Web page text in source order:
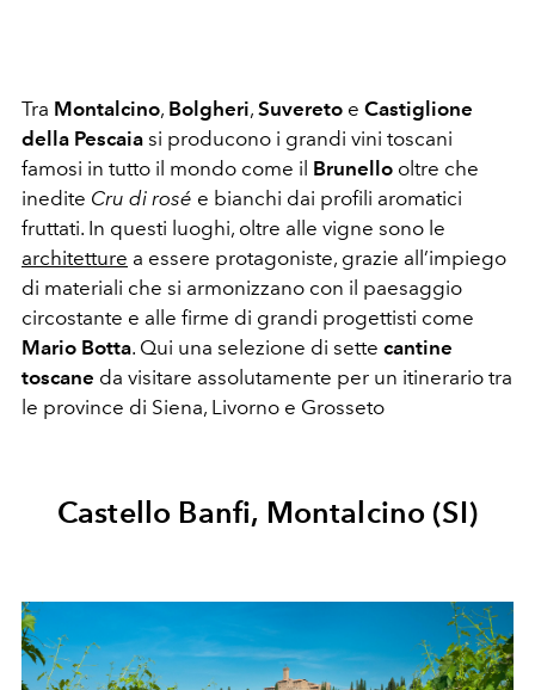
Tra Montalcino, Bolgheri, Suvereto e Castiglione
della Pescaia si producono i grandi vini toscani
famosi in tutto il mondo come il Brunello oltre che
inedite Cru di rosé e bianchi dai profili aromatici
fruttati. In questi luoghi, oltre alle vigne sono le
architetture a essere protagoniste, grazie all’impiego
di materiali che si armonizzano con il paesaggio
circostante e alle firme di grandi progettisti come
Mario Botta. Qui una selezione di sette cantine
toscane da visitare assolutamente per un itinerario tra
le province di Siena, Livorno e Grosseto
Castello Banfi, Montalcino (SI)